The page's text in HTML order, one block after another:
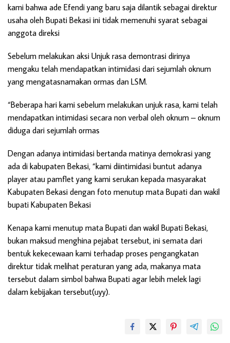
kami bahwa ade Efendi yang baru saja dilantik sebagai direktur
usaha oleh Bupati Bekasi ini tidak memenuhi syarat sebagai
anggota direksi
Sebelum melakukan aksi Unjuk rasa demontrasi dirinya
mengaku telah mendapatkan intimidasi dari sejumlah oknum
yang mengatasnamakan ormas dan LSM.
“Beberapa hari kami sebelum melakukan unjuk rasa, kami telah
mendapatkan intimidasi secara non verbal oleh oknum – oknum
diduga dari sejumlah ormas
Dengan adanya intimidasi bertanda matinya demokrasi yang
ada di kabupaten Bekasi, “kami diintimidasi buntut adanya
player atau pamflet yang kami serukan kepada masyarakat
Kabupaten Bekasi dengan foto menutup mata Bupati dan wakil
bupati Kabupaten Bekasi
Kenapa kami menutup mata Bupati dan wakil Bupati Bekasi,
bukan maksud menghina pejabat tersebut, ini semata dari
bentuk kekecewaan kami terhadap proses pengangkatan
direktur tidak melihat peraturan yang ada, makanya mata
tersebut dalam simbol bahwa Bupati agar lebih melek lagi
dalam kebijakan tersebut(uyy).